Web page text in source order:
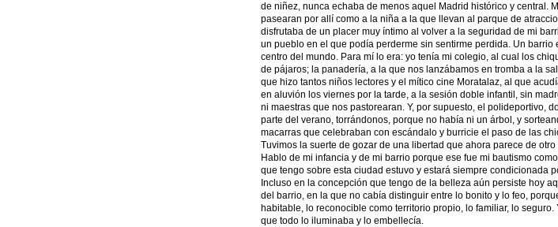
de niñez, nunca echaba de menos aquel Madrid histórico y central.
pasearan por allí como a la niña a la que llevan al parque de
disfrutaba de un placer muy íntimo al volver a la seguridad de mi
un pueblo en el que podía perderme sin sentirme perdida. Un barrio
centro del mundo. Para mí lo era: yo tenía mi colegio, al cual los
de pájaros; la panadería, a la que nos lanzábamos en tromba a la
que hizo tantos niños lectores y el mítico cine Moratalaz, al que
en aluvión los viernes por la tarde, a la sesión doble infantil, sin
ni maestras que nos pastorearan. Y, por supuesto, el polideportivo,
parte del verano, torrándonos, porque no había ni un árbol, y
macarras que celebraban con escándalo y burricie el paso de las
Tuvimos la suerte de gozar de una libertad que ahora parece de
Hablo de mi infancia y de mi barrio porque ese fue mi bautismo
que tengo sobre esta ciudad estuvo y estará siempre condicionada
Incluso en la concepción que tengo de la belleza aún persiste hoy
del barrio, en la que no cabía distinguir entre lo bonito y lo feo,
habitable, lo reconocible como territorio propio, lo familiar, lo seguro.
que todo lo iluminaba y lo embellecía.